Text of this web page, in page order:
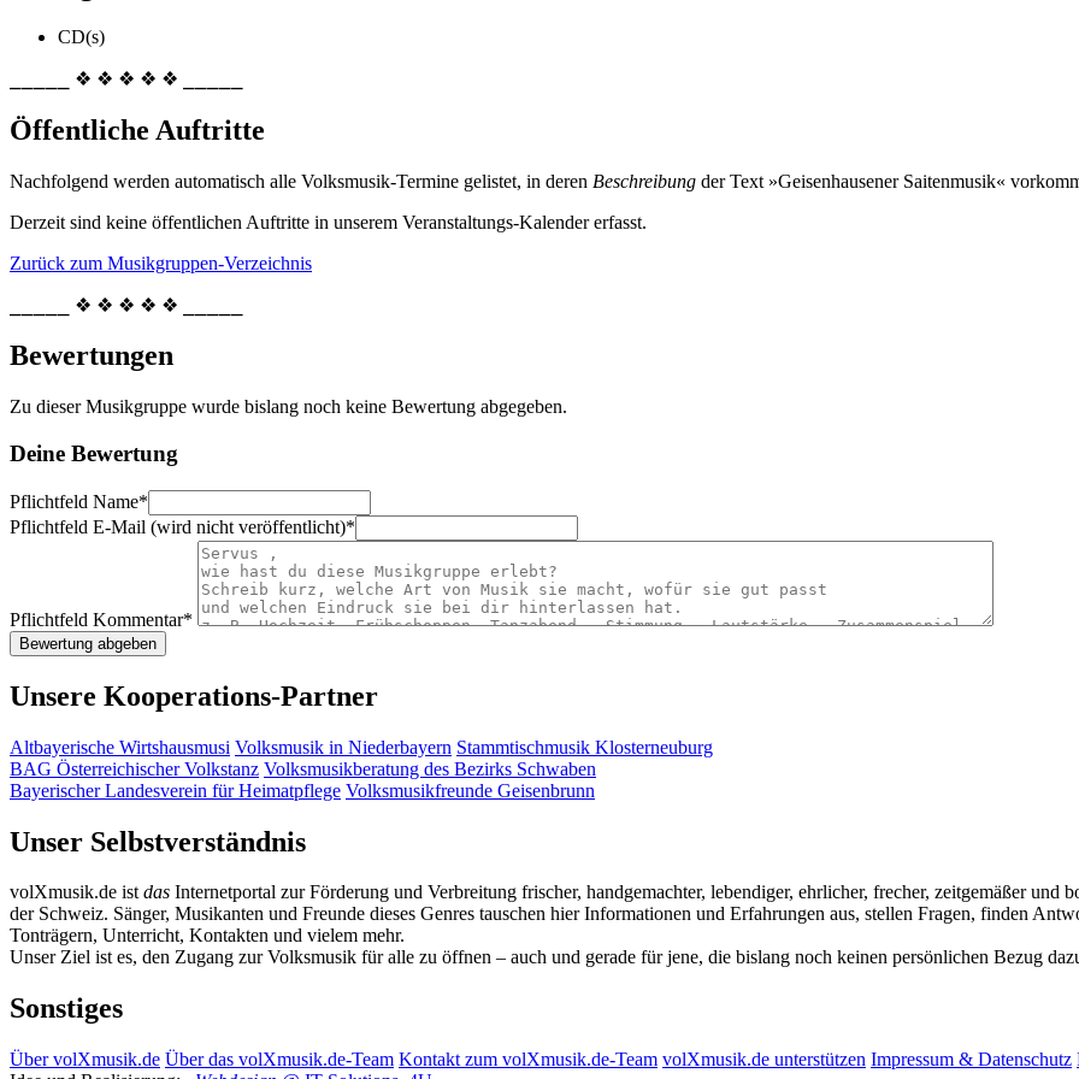
CD(s)
⎯⎯⎯⎯⎯ ❖ ❖ ❖ ❖ ❖ ⎯⎯⎯⎯⎯
Öffentliche Auftritte
Nachfolgend werden automatisch alle Volksmusik-Termine gelistet, in deren Beschreibung der Text »Geisenhausener Saitenmusik«
Derzeit sind keine öffentlichen Auftritte in unserem Veranstaltungs-Kalender erfasst.
Zurück zum Musikgruppen-Verzeichnis
⎯⎯⎯⎯⎯ ❖ ❖ ❖ ❖ ❖ ⎯⎯⎯⎯⎯
Bewertungen
Zu dieser Musikgruppe wurde bislang noch keine Bewertung abgegeben.
Deine Bewertung
Pflichtfeld Name*
Pflichtfeld E-Mail (wird nicht veröffentlicht)*
Pflichtfeld Kommentar*
Unsere Kooperations-Partner
Altbayerische Wirtshausmusi Volksmusik in Niederbayern Stammtischmusik Klosterneuburg
BAG Österreichischer Volkstanz Volksmusikberatung des Bezirks Schwaben
Bayerischer Landesverein für Heimatpflege Volksmusikfreunde Geisenbrunn
Unser Selbstverständnis
volXmusik.de istdas Internetportal zur Förderung und Verbreitung frischer, handgemachter, lebendiger, ehrlicher, frecher, zeitgemäßer
der Schweiz. Sänger, Musikanten und Freunde dieses Genres tauschen hier Informationen und Erfahrungen aus, stellen Fragen, finden
Tonträgern, Unterricht, Kontakten und vielem mehr.
Unser Ziel ist es, den Zugang zur Volksmusik für alle zu öffnen – auch und gerade für jene, die bislang noch keinen persönlichen Bezug
Sonstiges
Über volXmusik.de Über das volXmusik.de-Team Kontakt zum volXmusik.de-Team volXmusik.de unterstützen Impressum & Datenschutz